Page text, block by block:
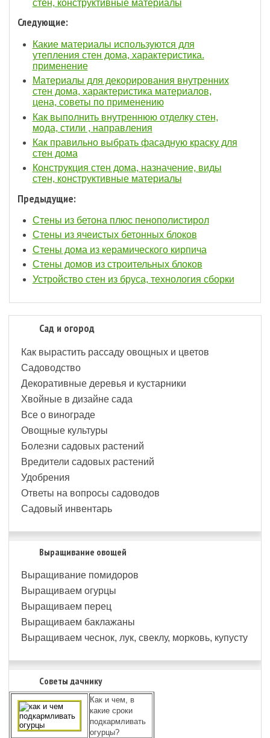
стен, конструктивные материалы
Следующие:
Какие материалы используются для
утепления стен дома, характеристика.
применение
Материалы для декорирования внутренних
стен дома, характеристика материалов,
цена, советы по применению
Как выполнить внутреннюю отделку стен,
мода, стили , направления
Как правильно выбрать фасадную краску для
стен дома
Конструкция стен дома, назначение, виды
стен, конструктивные материалы
Предыдущие:
Стены из бетона плюс пенополистирол
Стены из ячеистых бетонных блоков
Стены дома из керамического кирпича
Стены домов из строительных блоков
Устройство стен из бруса, технология сборки
Сад и огород
Как вырастить рассаду овощных и цветов
Садоводство
Декоративные деревья и кустарники
Хвойные в дизайне сада
Все о винограде
Овощные культуры
Болезни садовых растений
Вредители садовых растений
Удобрения
Ответы на вопросы садоводов
Садовый инвентарь
Выращивание овощей
Выращивание помидоров
Выращиваем огурцы
Выращиваем перец
Выращиваем баклажаны
Выращиваем чеснок, лук, свеклу, морковь, купусту
Советы дачнику
Как и чем, в
какие сроки
подкармливать
огурцы?